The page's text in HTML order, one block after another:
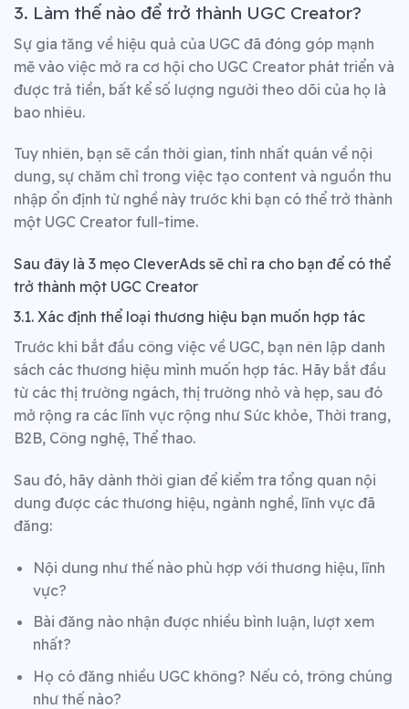
3. Làm thế nào để trở thành UGC Creator?
Sự gia tăng về hiệu quả của UGC đã đóng góp mạnh
mẽ vào việc mở ra cơ hội cho UGC Creator phát triển và
được trả tiền, bất kể số lượng người theo dõi của họ là
bao nhiêu.
Tuy nhiên, bạn sẽ cần thời gian, tính nhất quán về nội
dung, sự chăm chỉ trong việc tạo content và nguồn thu
nhập ổn định từ nghề này trước khi bạn có thể trở thành
một UGC Creator full-time.
Sau đây là 3 mẹo CleverAds sẽ chỉ ra cho bạn để có thể
trở thành một UGC Creator
3.1. Xác định thể loại thương hiệu bạn muốn hợp tác
Trước khi bắt đầu công việc về UGC, bạn nên lập danh
sách các thương hiệu mình muốn hợp tác. Hãy bắt đầu
từ các thị trường ngách, thị trường nhỏ và hẹp, sau đó
mở rộng ra các lĩnh vực rộng như Sức khỏe, Thời trang,
B2B, Công nghệ, Thể thao.
Sau đó, hãy dành thời gian để kiểm tra tổng quan nội
dung được các thương hiệu, ngành nghề, lĩnh vực đã
đăng:
Nội dung như thế nào phù hợp với thương hiệu, lĩnh
vực?
Bài đăng nào nhận được nhiều bình luận, lượt xem
nhất?
Họ có đăng nhiều UGC không? Nếu có, trông chúng
như thế nào?